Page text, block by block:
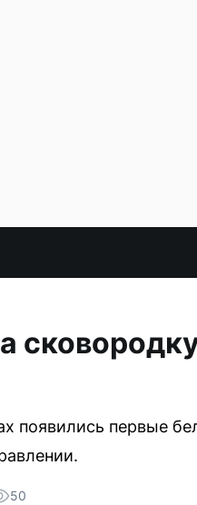
появились первые
50